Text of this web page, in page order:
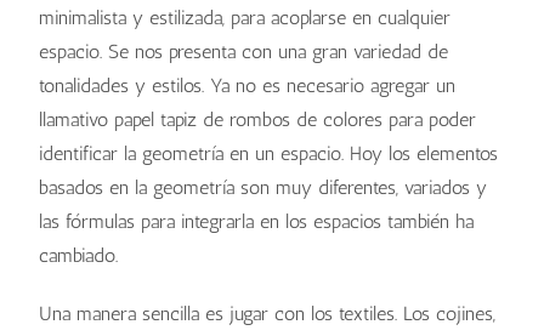
minimalista y estilizada, para acoplarse en cualquier
espacio. Se nos presenta con una gran variedad de
tonalidades y estilos. Ya no es necesario agregar un
llamativo papel tapiz de rombos de colores para poder
identificar la geometría en un espacio. Hoy los elementos
basados en la geometría son muy diferentes, variados y
las fórmulas para integrarla en los espacios también ha
cambiado.
Una manera sencilla es jugar con los textiles. Los cojines,